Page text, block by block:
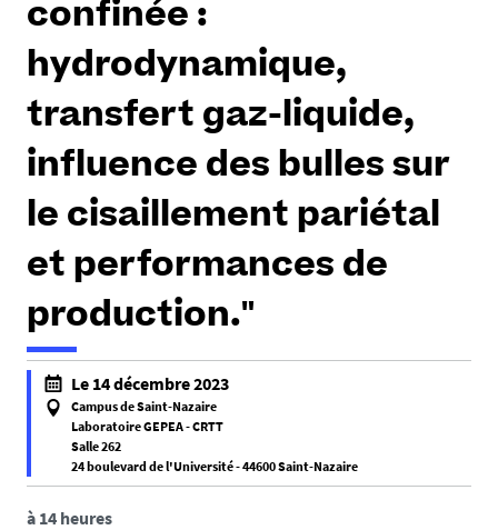
confinée :
hydrodynamique,
transfert gaz-liquide,
influence des bulles sur
le cisaillement pariétal
et performances de
production."
Le 14 décembre 2023
Campus de Saint-Nazaire
Laboratoire GEPEA - CRTT
Salle 262
24 boulevard de l'Université - 44600 Saint-Nazaire
f
a
à 14 heures